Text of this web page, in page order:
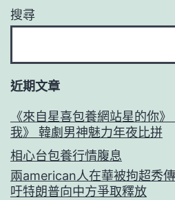
搜尋
近期文章
《來自星喜包養網站星的你
我》 韓劇男神魅力年夜比拼
相心台包養行情腹息
兩american人在華被拘超秀
吁特朗普向中方爭取釋放